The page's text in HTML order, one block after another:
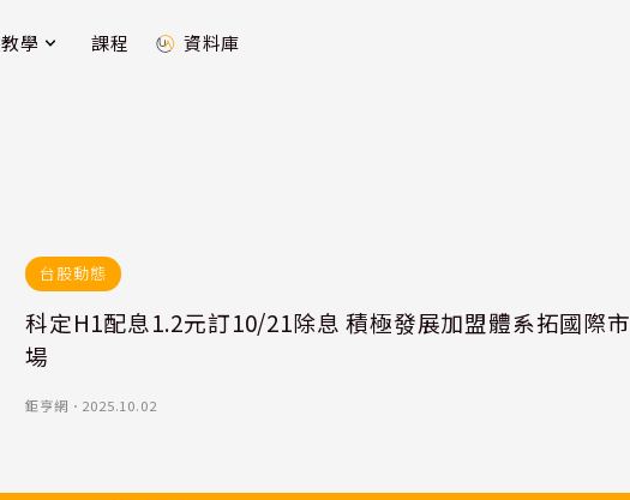
教學 課程 資料庫
台股動態
科定H1配息1.2元訂10/21除息 積極發展加盟體系拓國際市
場
鉅亨網 ． 2025.10.02